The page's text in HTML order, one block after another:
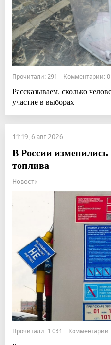
Прочитали: 291 Комментарии: 0
Рассказываем, сколько
участие в выборах
11:19, 6 авг 2026
В России
топлива
Новости
Прочитали: 1 031 Комментарии: